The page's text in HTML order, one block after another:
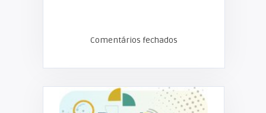
Comentários fechados